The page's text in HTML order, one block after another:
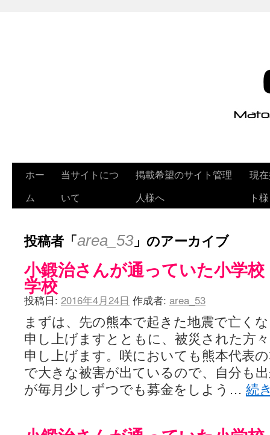
ホー
ム
当サイトにつ
いて
掲載希望のサイト管理
人様へ
現
ト様
投稿者「area_53」のアーカイブ
小鍛治さんが通っていた小学
学校
投稿日: 2016年4月24日 作成者: area_53
まずは、先の熊本で起きた地震で亡く
申し上げますとともに、被災された方
申し上げます。咲においても熊本代表
で大きな被害が出ているので、自分も
が毎月少しずつでも募金をしよう… 続